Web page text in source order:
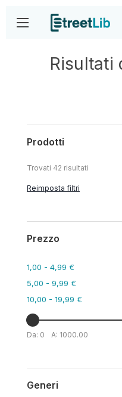
Risultati
Prodotti
Trovati 42 risultati
Reimposta filtri
Prezzo
1,00 - 4,99 €
5,00 - 9,99 €
10,00 - 19,99 €
Da: 0 A: 1000.00
Generi